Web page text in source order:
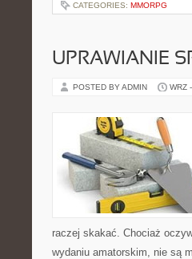
CATEGORIES: MMORPG
UPRAWIANIE
POSTED BY ADMIN WRZ
raczej skakać. Chociaż
wydaniu amatorskim, nie są